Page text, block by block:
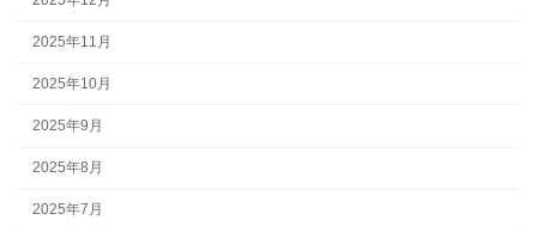
2025年11月
2025年10月
2025年9月
2025年8月
2025年7月